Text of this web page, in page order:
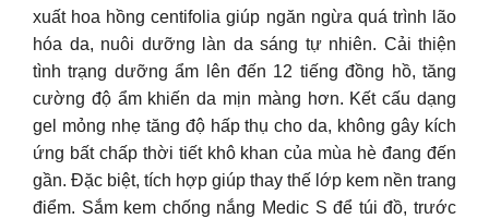
xuất hoa hồng centifolia giúp ngăn ngừa quá trình lão
hóa da, nuôi dưỡng làn da sáng tự nhiên. Cải thiện
tình trạng dưỡng ẩm lên đến 12 tiếng đồng hồ, tăng
cường độ ẩm khiến da mịn màng hơn. Kết cấu dạng
gel mỏng nhẹ tăng độ hấp thụ cho da, không gây kích
ứng bất chấp thời tiết khô khan của mùa hè đang đến
gần. Đặc biệt, tích hợp giúp thay thế lớp kem nền trang
điểm. Sắm kem chống nắng Medic S để túi đồ, trước